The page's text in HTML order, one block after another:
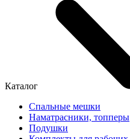
Каталог
Спальные мешки
Наматрасники, топперы
Подушки